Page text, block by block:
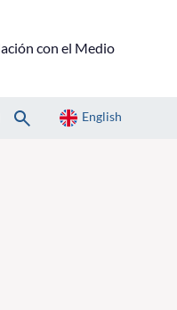
con el Medio
English